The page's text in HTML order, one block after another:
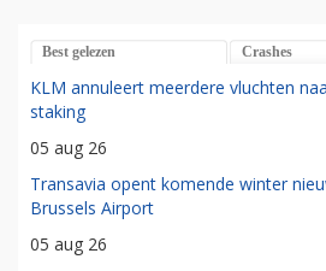
Best gelezen Crashes
KLM annuleert meerdere vluchten
staking
05 aug 26
Transavia opent komende winter
Brussels Airport
05 aug 26